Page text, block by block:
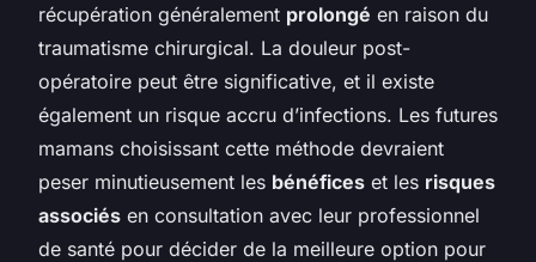
récupération généralement prolongé en raison du
traumatisme chirurgical. La douleur post-
opératoire peut être significative, et il existe
également un risque accru d’infections. Les futures
mamans choisissant cette méthode devraient
peser minutieusement les bénéfices et les risques
associés en consultation avec leur professionnel
de santé pour décider de la meilleure option pour